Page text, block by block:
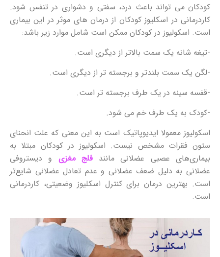
کودکان می تواند باعث درد، سفتی و دشواری در تنفس شود.
کاردرمانی در اسکلیوز کودکان از درمان های موثر در این بیماری
است. اسکولیوز در کودکان ممکن است شامل موارد زیر باشد:
-تیغه شانه یک سمت بالاتر از دیگری است.
-لگن یک سمت بلندتر و برجسته تر از دیگری است.
-قفسه سینه در یک طرف برجسته تر است.
-کودک به یک طرف خم می شود.
اسکولیوز معمولا ایدیوپاتیک است به این معنی که علت انحنای
ستون فقرات مشخص نیست. اسکولیوز در کودکان مبتلا به
بیماری‌های عصبی عضلانی مانندفلج مغزی و دیستروفی
عضلانی به دلیل ضعف عضلانی و عدم تعادل عضلانی شایع‌تر
است. بهترین درمان برای کنترل اسکلیوز وضعیتی، کاردرمانی
است.